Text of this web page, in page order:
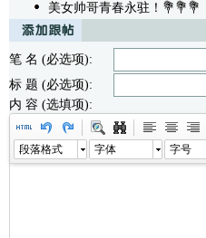
美女帅哥青春永驻！💐💐💐
笔 名 (必选项):
标 题 (必选项):
内 容 (选填项):
段落格式 字体 字号